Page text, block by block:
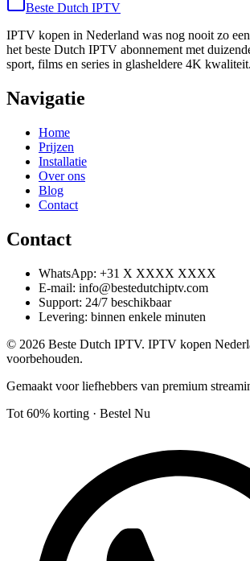
Beste Dutch IPTV
IPTV kopen in Nederland was nog nooit zo
het beste Dutch IPTV abonnement met
sport, films en series in glasheldere 4K kwaliteit.
Navigatie
Home
Prijzen
Installatie
Over ons
Blog
Contact
Contact
WhatsApp: +31 X XXXX XXXX
E-mail: info@bestedutchiptv.com
Support: 24/7 beschikbaar
Levering: binnen enkele minuten
© 2026 Beste Dutch IPTV. IPTV kopen
voorbehouden.
Gemaakt voor liefhebbers van premium
Tot 60% korting · Bestel Nu